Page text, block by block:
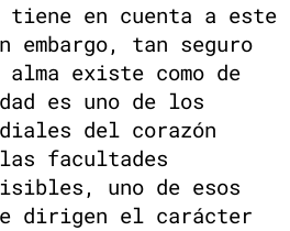
en cuenta a este
tan seguro
existe como de
es uno de los
del corazón
las facultades
uno de esos
dirigen el carácter